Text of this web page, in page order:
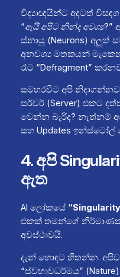
විද්‍යාඥයින්ට අදටත්
“ඇයි අපිට නින්ද අවශ්‍ය?”
ස්නායු (Neurons) අලුත්
අනවශ්‍ය මතකයන්
රෑට “Defragment”
සමහරවිට අපි
සර්වර් (Server) එකට
වෙන්න බැරිද? නැත්නම්
සහ Updates ඉන්ස්ටෝල්
4. අපි
ඇත
AI ලෝකයේ
එකක් තමන්ගේ
අවස්ථාවයි.
දැන් හොඳට හිතන්න.
“ස්වභාවධර්මය”